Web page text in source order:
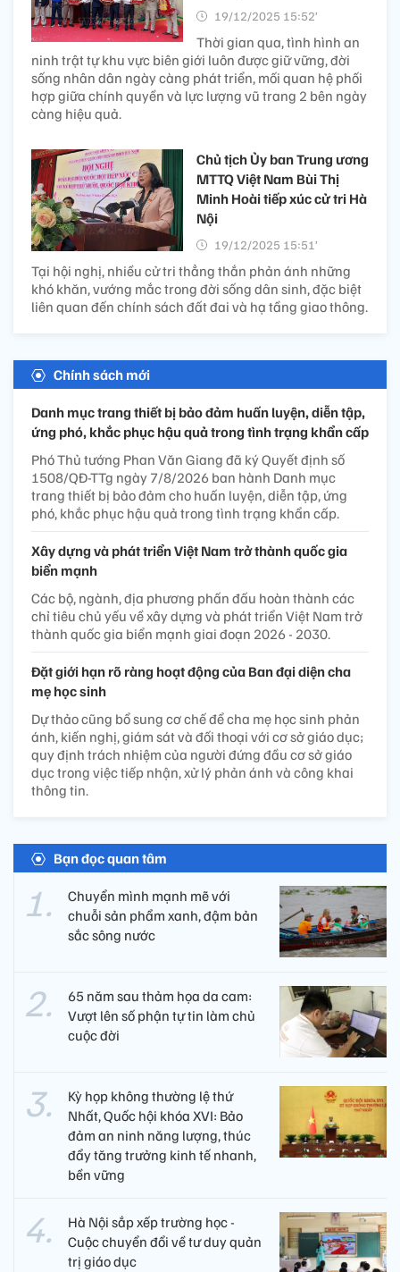
19/12/2025 15:52’
Thời gian qua, tình hình an
ninh trật tự khu vực biên giới luôn được giữ vững, đời
sống nhân dân ngày càng phát triển, mối quan hệ phối
hợp giữa chính quyền và lực lượng vũ trang 2 bên ngày
càng hiệu quả.
Chủ tịch Ủy ban Trung ương
MTTQ Việt Nam Bùi Thị
Minh Hoài tiếp xúc cử tri Hà
Nội
19/12/2025 15:51’
Tại hội nghị, nhiều cử tri thẳng thắn phản ánh những
khó khăn, vướng mắc trong đời sống dân sinh, đặc biệt
liên quan đến chính sách đất đai và hạ tầng giao thông.
Chính sách mới
Danh mục trang thiết bị bảo đảm huấn luyện, diễn tập,
ứng phó, khắc phục hậu quả trong tình trạng khẩn cấp
Phó Thủ tướng Phan Văn Giang đã ký Quyết định số
1508/QĐ-TTg ngày 7/8/2026 ban hành Danh mục
trang thiết bị bảo đảm cho huấn luyện, diễn tập, ứng
phó, khắc phục hậu quả trong tình trạng khẩn cấp.
Xây dựng và phát triển Việt Nam trở thành quốc gia
biển mạnh
Các bộ, ngành, địa phương phấn đấu hoàn thành các
chỉ tiêu chủ yếu về xây dựng và phát triển Việt Nam trở
thành quốc gia biển mạnh giai đoạn 2026 - 2030.
Đặt giới hạn rõ ràng hoạt động của Ban đại diện cha
mẹ học sinh
Dự thảo cũng bổ sung cơ chế để cha mẹ học sinh phản
ánh, kiến nghị, giám sát và đối thoại với cơ sở giáo dục;
quy định trách nhiệm của người đứng đầu cơ sở giáo
dục trong việc tiếp nhận, xử lý phản ánh và công khai
thông tin.
Bạn đọc quan tâm
Chuyển mình mạnh mẽ với
chuỗi sản phẩm xanh, đậm bản
sắc sông nước
65 năm sau thảm họa da cam:
Vượt lên số phận tự tin làm chủ
cuộc đời
Kỳ họp không thường lệ thứ
Nhất, Quốc hội khóa XVI: Bảo
đảm an ninh năng lượng, thúc
đẩy tăng trưởng kinh tế nhanh,
bền vững
Hà Nội sắp xếp trường học -
Cuộc chuyển đổi về tư duy quản
trị giáo dục